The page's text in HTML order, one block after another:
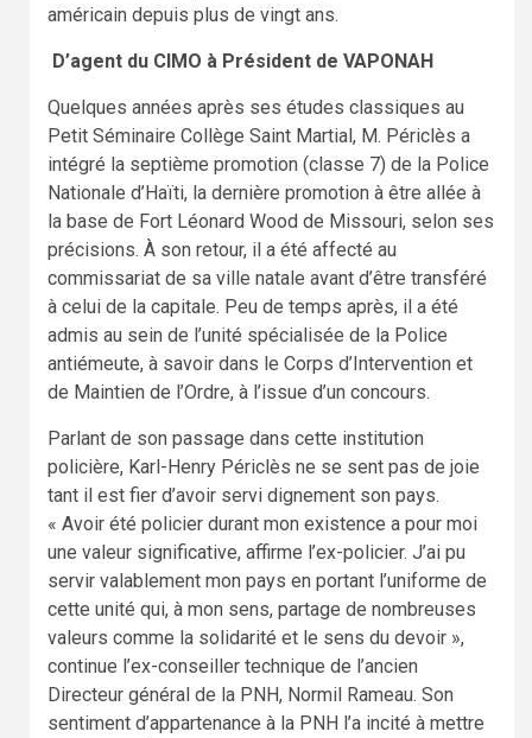
américain depuis plus de vingt ans.
D’agent du CIMO à Président de VAPONAH
Quelques années après ses études classiques au
Petit Séminaire Collège Saint Martial, M. Périclès a
intégré la septième promotion (classe 7) de la Police
Nationale d’Haïti, la dernière promotion à être allée à
la base de Fort Léonard Wood de Missouri, selon ses
précisions. À son retour, il a été affecté au
commissariat de sa ville natale avant d’être transféré
à celui de la capitale. Peu de temps après, il a été
admis au sein de l’unité spécialisée de la Police
antiémeute, à savoir dans le Corps d’Intervention et
de Maintien de l’Ordre, à l’issue d’un concours.
Parlant de son passage dans cette institution
policière, Karl-Henry Périclès ne se sent pas de joie
tant il est fier d’avoir servi dignement son pays.
« Avoir été policier durant mon existence a pour moi
une valeur significative, affirme l’ex-policier. J’ai pu
servir valablement mon pays en portant l’uniforme de
cette unité qui, à mon sens, partage de nombreuses
valeurs comme la solidarité et le sens du devoir »,
continue l’ex-conseiller technique de l’ancien
Directeur général de la PNH, Normil Rameau. Son
sentiment d’appartenance à la PNH l’a incité à mettre